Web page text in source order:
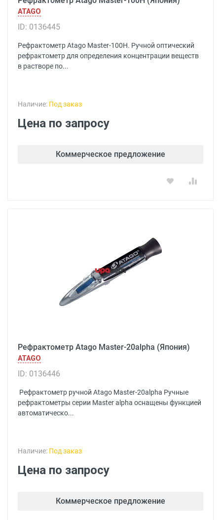
ATAGO
ID: 0136445
Рефрактометр Atago Master-100H. Ручной оптический
рефрактометр для определения концентрации веществ
в растворе по...
Наличие: Под заказ
Цена по запросу
Коммерческое предложение
Рефрактометр Atago Master-20alpha (Япония)
ATAGO
ID: 0136446
Рефрактометр ручной Atago Master-20alpha Ручные
рефрактометры серии Master alpha оснащены функцией
автоматическо...
Наличие: Под заказ
Цена по запросу
Коммерческое предложение